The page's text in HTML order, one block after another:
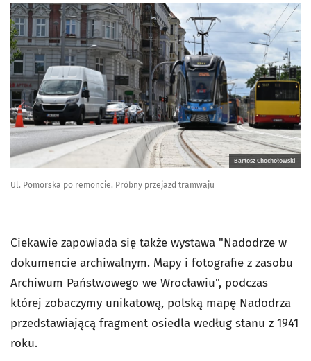
Bartosz Chochołowski
Ul. Pomorska po remoncie. Próbny przejazd tramwaju
Ciekawie zapowiada się także wystawa "Nadodrze w
dokumencie archiwalnym. Mapy i fotografie z zasobu
Archiwum Państwowego we Wrocławiu", podczas
której zobaczymy unikatową, polską mapę Nadodrza
przedstawiającą fragment osiedla według stanu z 1941
roku.